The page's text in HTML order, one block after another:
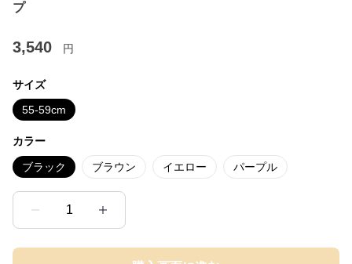
プ
3,540 円
サイズ
55-59cm
カラー
ブラック ブラウン イエロー パープル
1